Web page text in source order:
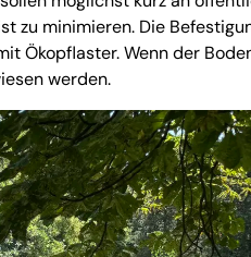
zu minimieren. Die
Ökopflaster. Wenn der
werden.